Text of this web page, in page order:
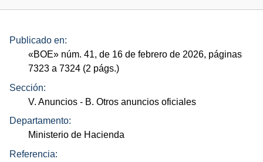
Publicado en:
«BOE» núm. 41, de 16 de febrero de 2026, páginas
7323 a 7324 (2 págs.)
Sección:
V. Anuncios - B. Otros anuncios oficiales
Departamento:
Ministerio de Hacienda
Referencia: